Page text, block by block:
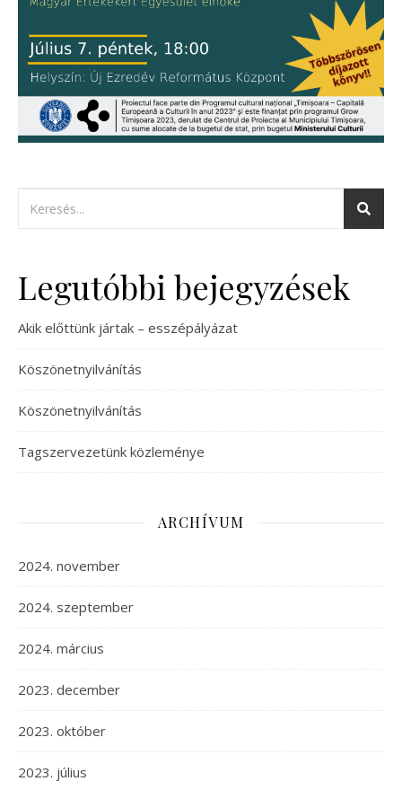
Legutóbbi bejegyzések
Akik előttünk jártak – esszépályázat
Köszönetnyilvánítás
Köszönetnyilvánítás
Tagszervezetünk közleménye
ARCHÍVUM
2024. november
2024. szeptember
2024. március
2023. december
2023. október
2023. július